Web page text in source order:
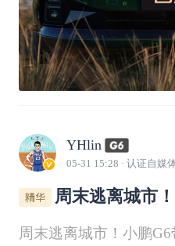
YHlin
05-31 15:28 · 认证自媒
周末逃离城市
周末逃离城市！小鹏